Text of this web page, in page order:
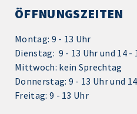
ÖFFNUNGSZEITEN
Montag: 9 - 13 Uhr
Dienstag: 9 - 13 Uhr und 14 -
Mittwoch: kein Sprechtag
Donnerstag: 9 - 13 Uhr und
Freitag: 9 - 13 Uhr